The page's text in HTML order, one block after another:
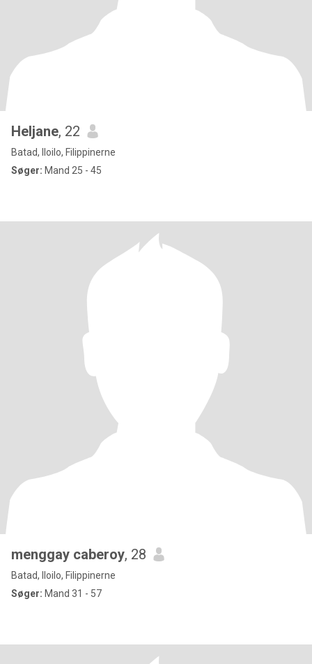
Heljane, 22
Batad, Iloilo, Filippinerne
Søger: Mand 25 - 45
menggay caberoy, 28
Batad, Iloilo, Filippinerne
Søger: Mand 31 - 57